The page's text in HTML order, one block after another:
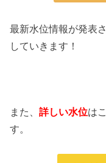
最新水位情報が発表
していきます！
また、詳しい水位は
す。